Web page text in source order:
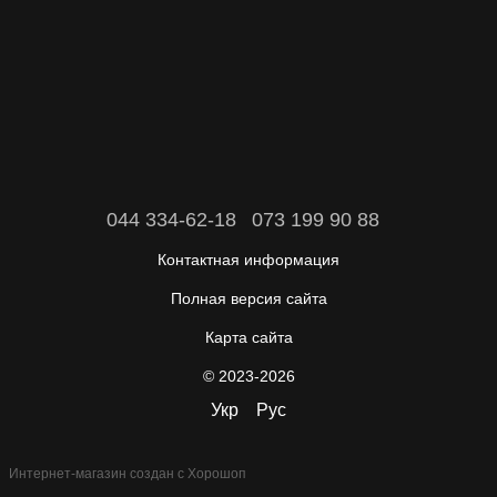
044 334-62-18 073 199 90 88
Контактная информация
Полная версия сайта
Карта сайта
© 2023-2026
Укр Рус
Интернет-магазин создан с Хорошоп